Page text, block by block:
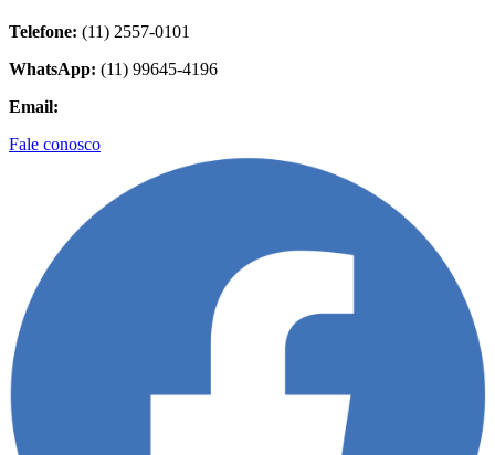
Telefone: (11) 2557-0101
WhatsApp: (11) 99645-4196
Email:
Fale conosco